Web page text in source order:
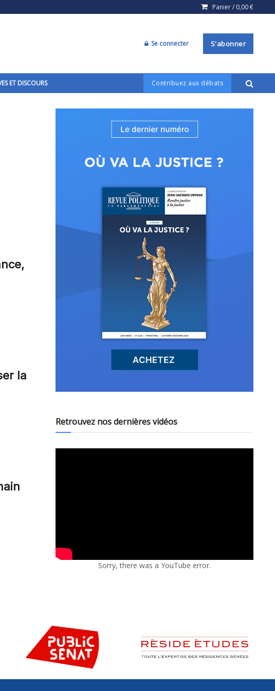
Panier / 0,00€
Se connecter S'abonner
ET DISCOURS Contribuez aux débats
la
Retrouvez nos dernières vidéos
Sorry, there was a YouTube error.